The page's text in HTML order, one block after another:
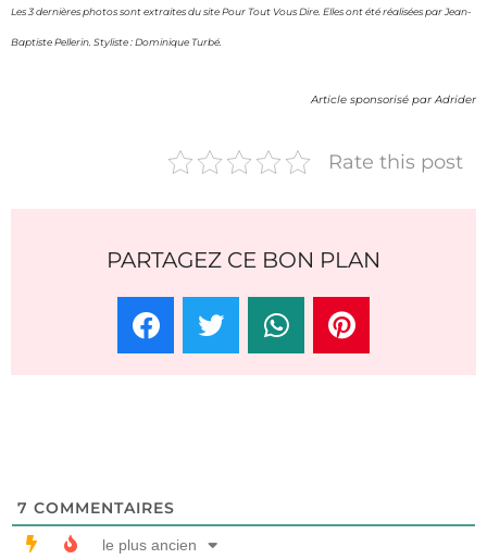
Les 3 dernières photos sont extraites du site Pour Tout Vous Dire. Elles ont été réalisées par Jean-
Baptiste Pellerin. Styliste : Dominique Turbé.
Article sponsorisé par Adrider
Rate this post
PARTAGEZ CE BON PLAN
7 COMMENTAIRES
le plus ancien